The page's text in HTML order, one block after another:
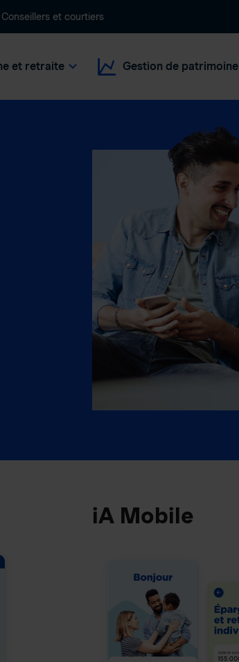
Conseillers et courtiers
et retraite Gestion de patrimoine
iA Mobile